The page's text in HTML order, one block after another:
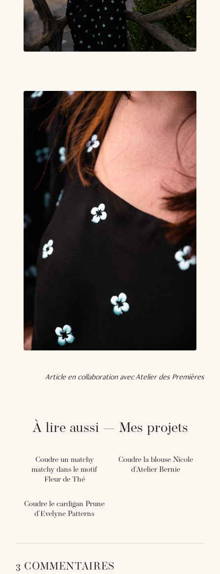
Article en collaboration avec Atelier des Premières
À lire aussi — Mes projets
Coudre un matchy
matchy dans le motif
Fleur de Thé
Coudre la blouse Nicole
d'Atelier Bernie
Coudre le cardigan Prune
d'Evelyne Patterns
3 COMMENTAIRES